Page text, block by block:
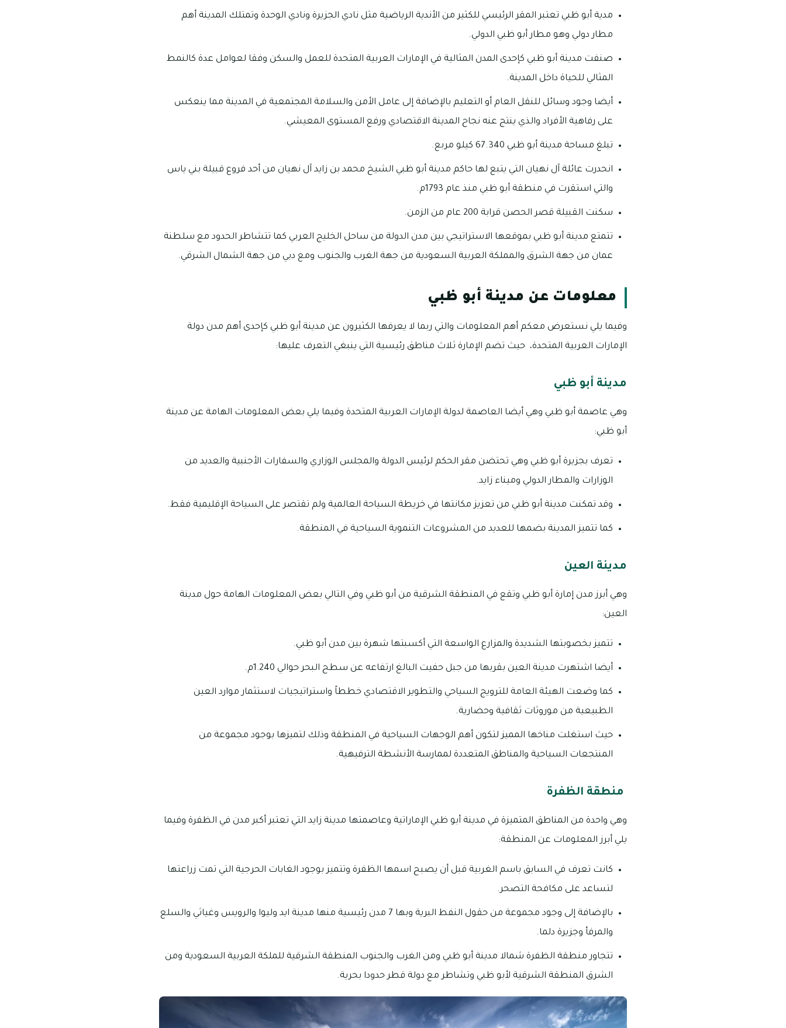
مدية أبو ظبي تعتبر المقر الرئيسي للكثير من الأندية الرياضية مثل نادي الجزيرة ونادي الوحدة وتمتلك المدينة أهم
مطار دولي وهو مطار أبو ظبي الدولي.
صنفت مدينة أبو ظبي كإحدى المدن المثالية في الإمارات العربية المتحدة للعمل والسكن وفقا لعوامل عدة كالنمط
المثالي للحياة داخل المدينة.
أيضا وجود وسائل للنقل العام أو التعليم بالإضافة إلى عامل الأمن والسلامة المجتمعية في المدينة مما ينعكس
على رفاهية الأفراد والذي ينتج عنه نجاح المدينة الاقتصادي ورفع المستوى المعيشي.
تبلغ مساحة مدينة أبو ظبي 67.340 كيلو مربع.
انحدرت عائلة آل نهيان التي يتبع لها حاكم مدينة أبو ظبي الشيخ محمد بن زايد آل نهيان من أحد فروع قبيلة بني ياس
والتي استقرت في منطقة أبو ظبي منذ عام 1793م.
سكنت القبيلة قصر الحصن قرابة 200 عام من الزمن.
تتمتع مدينة أبو ظبي بموقعها الاستراتيجي بين مدن الدولة من ساحل الخليج العربي كما تتشاطر الحدود مع سلطنة
عمان من جهة الشرق والمملكة العربية السعودية من جهة الغرب والجنوب ومع دبي من جهة الشمال الشرقي.
معلومات عن مدينة أبو ظبي
وفيما يلي نستعرض معكم أهم المعلومات والتي ربما لا يعرفها الكثيرون عن مدينة أبو ظبي كإحدى أهم مدن دولة
الإمارات العربية المتحدة، حيث تضم الإمارة ثلاث مناطق رئيسية التي ينبغي التعرف عليها:
مدينة أبو ظبي
وهي عاصمة أبو ظبي وهي أيضا العاصمة لدولة الإمارات العربية المتحدة وفيما يلي بعض المعلومات الهامة عن مدينة
أبو ظبي:
تعرف بجزيرة أبو ظبي وهي تحتضن مقر الحكم لرئيس الدولة والمجلس الوزاري والسفارات الأجنبية والعديد من
الوزارات والمطار الدولي وميناء زايد.
وقد تمكنت مدينة أبو ظبي من تعزيز مكانتها في خريطة السياحة العالمية ولم تقتصر على السياحة الإقليمية فقط.
كما تتميز المدينة بضمها للعديد من المشروعات التنموية السياحية في المنطقة.
مدينة العين
وهي أبرز مدن إمارة أبو ظبي وتقع في المنطقة الشرقية من أبو ظبي وفي التالي بعض المعلومات الهامة حول مدينة
العين:
تتميز بخصوبتها الشديدة والمزارع الواسعة التي أكسبتها شهرة بين مدن أبو ظبي.
أيضا اشتهرت مدينة العين بقربها من جبل حفيت البالغ ارتفاعه عن سطح البحر حوالي 1.240م.
كما وضعت الهيئة العامة للترويج السياحي والتطوير الاقتصادي خططاً واستراتيجيات لاستثمار موارد العين
الطبيعية من موروثات ثقافية وحضارية.
حيث استغلت مناخها المميز لتكون أهم الوجهات السياحية في المنطقة وذلك لتميزها بوجود مجموعة من
المنتجعات السياحية والمناطق المتعددة لممارسة الأنشطة الترفيهية.
منطقة الظفرة
وهي واحدة من المناطق المتميزة في مدينة أبو ظبي الإماراتية وعاصمتها مدينة زايد التي تعتبر أكبر مدن في الظفرة وفيما
يلي أبرز المعلومات عن المنطقة:
كانت تعرف في السابق باسم الغربية قبل أن يصبح اسمها الظفرة وتتميز بوجود الغابات الحرجية التي تمت زراعتها
لتساعد على مكافحة التصحر.
بالإضافة إلى وجود مجموعة من حقول النفط البرية وبها 7 مدن رئيسية منها مدينة ايد وليوا والرويس وغياثي والسلع
والمرفأ وجزيرة دلما.
تتجاور منطقة الظفرة شمالا مدينة أبو ظبي ومن الغرب والجنوب المنطقة الشرقية للملكة العربية السعودية ومن
الشرق المنطقة الشرقية لأبو ظبي وتشاطر مع دولة قطر حدودا بحرية.